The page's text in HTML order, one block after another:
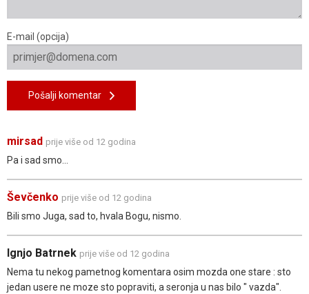
E-mail (opcija)
Pošalji komentar
mirsad prije više od 12 godina
Pa i sad smo...
Ševčenko prije više od 12 godina
Bili smo Juga, sad to, hvala Bogu, nismo.
Ignjo Batrnek prije više od 12 godina
Nema tu nekog pametnog komentara osim mozda one stare : sto
jedan usere ne moze sto popraviti, a seronja u nas bilo " vazda".